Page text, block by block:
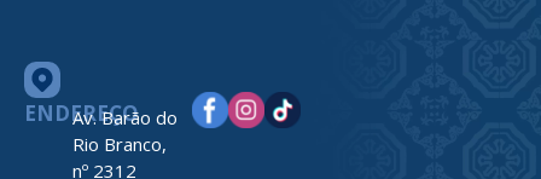
ENDEREÇO
Av. Barão do
Rio Branco,
nº 2312